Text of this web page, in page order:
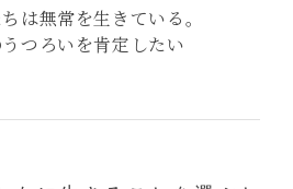
は無常を生きている。
つろいを肯定したい